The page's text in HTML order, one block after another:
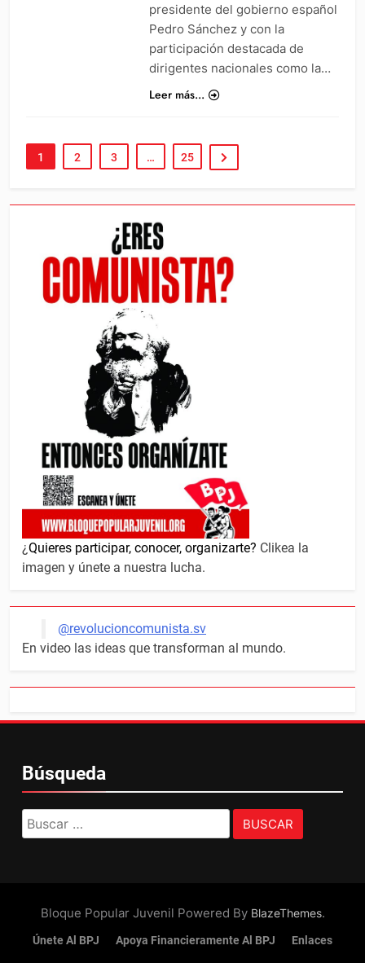
presidente del gobierno español
Pedro Sánchez y con la
participación destacada de
dirigentes nacionales como la…
Leer más...
1 2 3 … 25
¿Quieres participar, conocer, organizarte? Clikea la
imagen y únete a nuestra lucha.
@revolucioncomunista.sv
En video las ideas que transforman al mundo.
Búsqueda
Buscar:
Bloque Popular Juvenil Powered By BlazeThemes.
Únete Al BPJ Apoya Financieramente Al BPJ Enlaces